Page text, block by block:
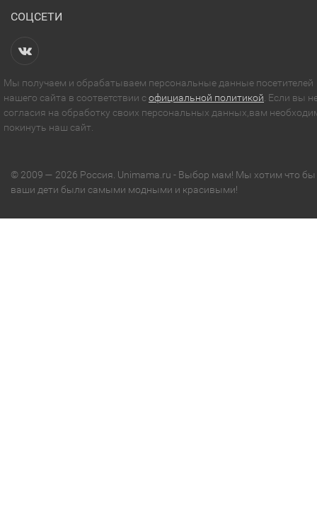
СОЦСЕТИ
Мы получаем и обрабатываем персональные данные посетителей
нашего сайта в соответствии софициальной политикой. Если вы
согласия на обработку своих персональных данных,вам
покинуть наш сайт.
© 2009 — 2026 Россия. Unimama.ru - Выбор мам! Мы хотим что бы
ваши дети были самыми модными и красивыми!